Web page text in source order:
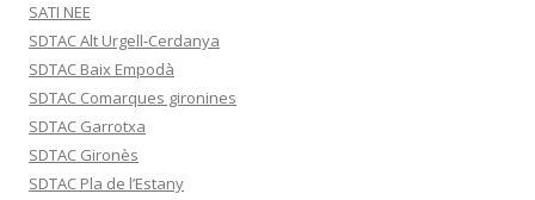
SATI NEE
SDTAC Alt Urgell-Cerdanya
SDTAC Baix Empodà
SDTAC Comarques gironines
SDTAC Garrotxa
SDTAC Gironès
SDTAC Pla de l’Estany